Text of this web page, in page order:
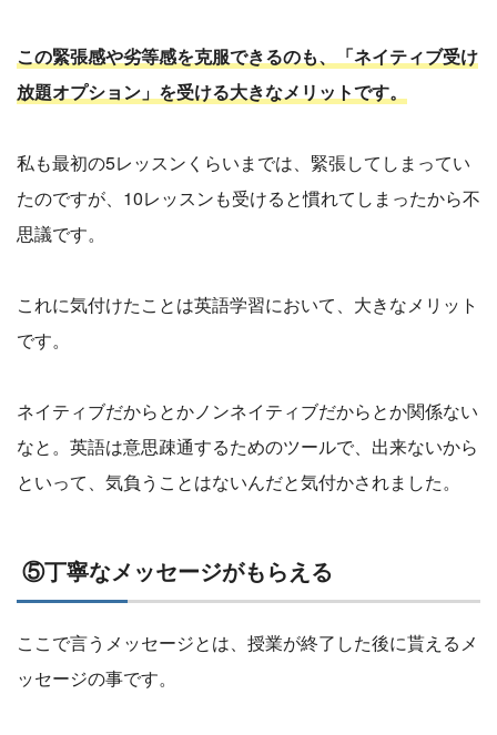
この緊張感や劣等感を克服できるのも、「ネイティブ受け
放題オプション」を受ける大きなメリットです。
私も最初の5レッスンくらいまでは、緊張してしまってい
たのですが、10レッスンも受けると慣れてしまったから不
思議です。
これに気付けたことは英語学習において、大きなメリット
です。
ネイティブだからとかノンネイティブだからとか関係ない
なと。英語は意思疎通するためのツールで、出来ないから
といって、気負うことはないんだと気付かされました。
⑤丁寧なメッセージがもらえる
ここで言うメッセージとは、授業が終了した後に貰えるメ
ッセージの事です。